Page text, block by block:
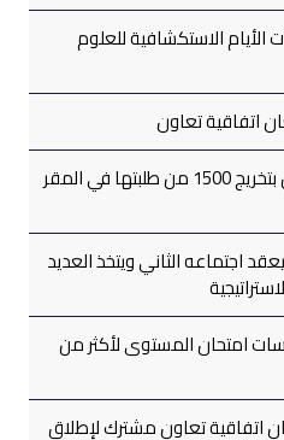
الاستكشافية للعلوم
اتفاقية تعاون
جامعة خضوري تحتفل بتخريج 1500 من طلبتها في المقر
اجتماعه الثاني ويتخذ العديد
امتحان المستوى لأكثر من
اتفاقية تعاون مشترك لإطلاق